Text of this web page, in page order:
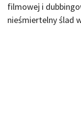
filmowej i
nieśmiertelny ślad